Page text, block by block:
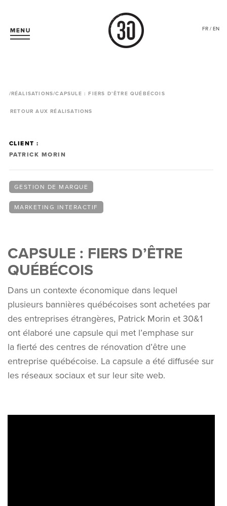
FR / EN
/RÉALISATIONS/CAPSULE : FIERS D’ÊTRE QUÉBÉCOIS
RETOUR AUX RÉALISATIONS
CLIENT :
PATRICK MORIN
GESTION DE MARQUE
MARKETING INTERACTIF
CAPSULE : FIERS D’ÊTRE
QUÉBÉCOIS
Dans un contexte économique dans lequel
plusieurs bannières québécoises sont achetées par
des entreprises étrangères, Patrick Morin et 30&1
ont élaboré une capsule qui met l’emphase sur
la fierté des centres de rénovation d’être une
entreprise québécoise. La capsule a été diffusée sur
les réseaux sociaux et sur leur site web.